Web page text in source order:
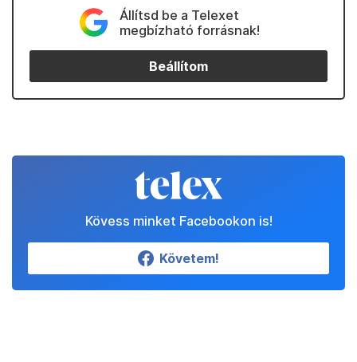
Állítsd be a Telexet
megbízható forrásnak!
Beállítom
Kövess minket Facebookon is!
Követem!